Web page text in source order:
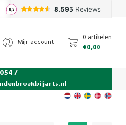
Mijn account
0 artikelen
€0,00
/